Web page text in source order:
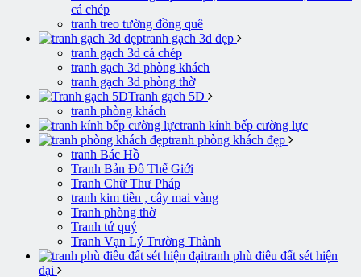
cá chép
tranh treo tường đồng quê
tranh gạch 3d đẹp
tranh gạch 3d cá chép
tranh gạch 3d phòng khách
tranh gạch 3d phòng thờ
Tranh gạch 5D
tranh phòng khách
tranh kính bếp cường lực
tranh phòng khách đẹp
tranh Bác Hồ
Tranh Bản Đồ Thế Giới
Tranh Chữ Thư Pháp
tranh kim tiền , cây mai vàng
Tranh phòng thờ
Tranh tứ quý
Tranh Vạn Lý Trường Thành
tranh phù điêu đất sét hiện
đại